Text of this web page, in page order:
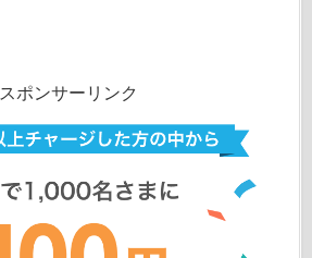
スポンサーリンク